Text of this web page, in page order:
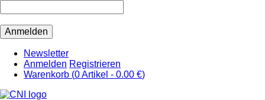
Newsletter
Anmelden Registrieren
Warenkorb (0Artikel - 0.00 €)